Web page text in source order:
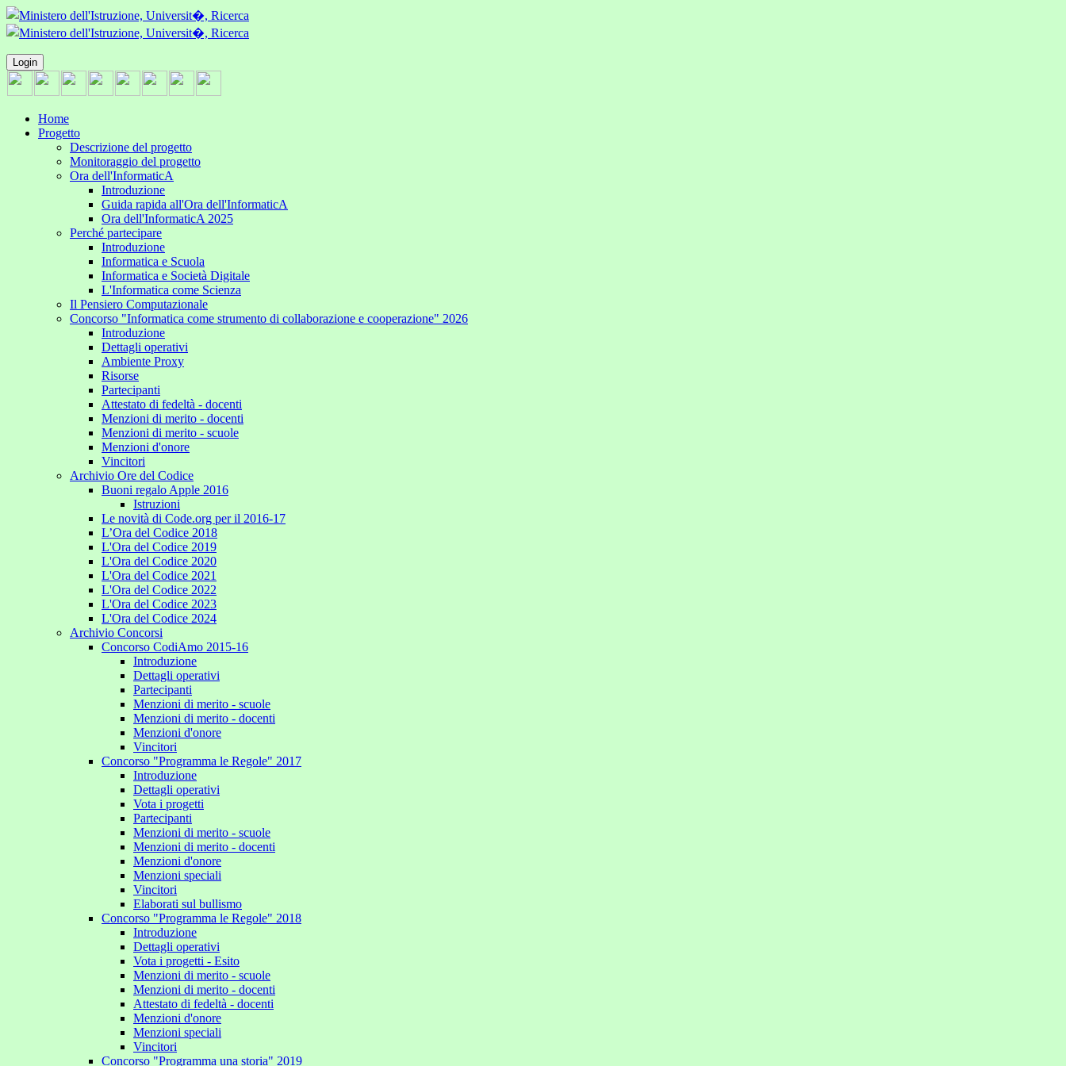
Login
Home
Progetto
Descrizione del progetto
Monitoraggio del progetto
Ora dell'InformaticA
Introduzione
Guida rapida all'Ora dell'InformaticA
Ora dell'InformaticA 2025
Perché partecipare
Introduzione
Informatica e Scuola
Informatica e Società Digitale
L'Informatica come Scienza
Il Pensiero Computazionale
Concorso "Informatica come strumento di collaborazione e cooperazione" 2026
Introduzione
Dettagli operativi
Ambiente Proxy
Risorse
Partecipanti
Attestato di fedeltà - docenti
Menzioni di merito - docenti
Menzioni di merito - scuole
Menzioni d'onore
Vincitori
Archivio Ore del Codice
Buoni regalo Apple 2016
Istruzioni
Le novità di Code.org per il 2016-17
L’Ora del Codice 2018
L'Ora del Codice 2019
L'Ora del Codice 2020
L'Ora del Codice 2021
L'Ora del Codice 2022
L'Ora del Codice 2023
L'Ora del Codice 2024
Archivio Concorsi
Concorso CodiAmo 2015-16
Introduzione
Dettagli operativi
Partecipanti
Menzioni di merito - scuole
Menzioni di merito - docenti
Menzioni d'onore
Vincitori
Concorso "Programma le Regole" 2017
Introduzione
Dettagli operativi
Vota i progetti
Partecipanti
Menzioni di merito - scuole
Menzioni di merito - docenti
Menzioni d'onore
Menzioni speciali
Vincitori
Elaborati sul bullismo
Concorso "Programma le Regole" 2018
Introduzione
Dettagli operativi
Vota i progetti - Esito
Menzioni di merito - scuole
Menzioni di merito - docenti
Attestato di fedeltà - docenti
Menzioni d'onore
Menzioni speciali
Vincitori
Concorso "Programma una storia" 2019